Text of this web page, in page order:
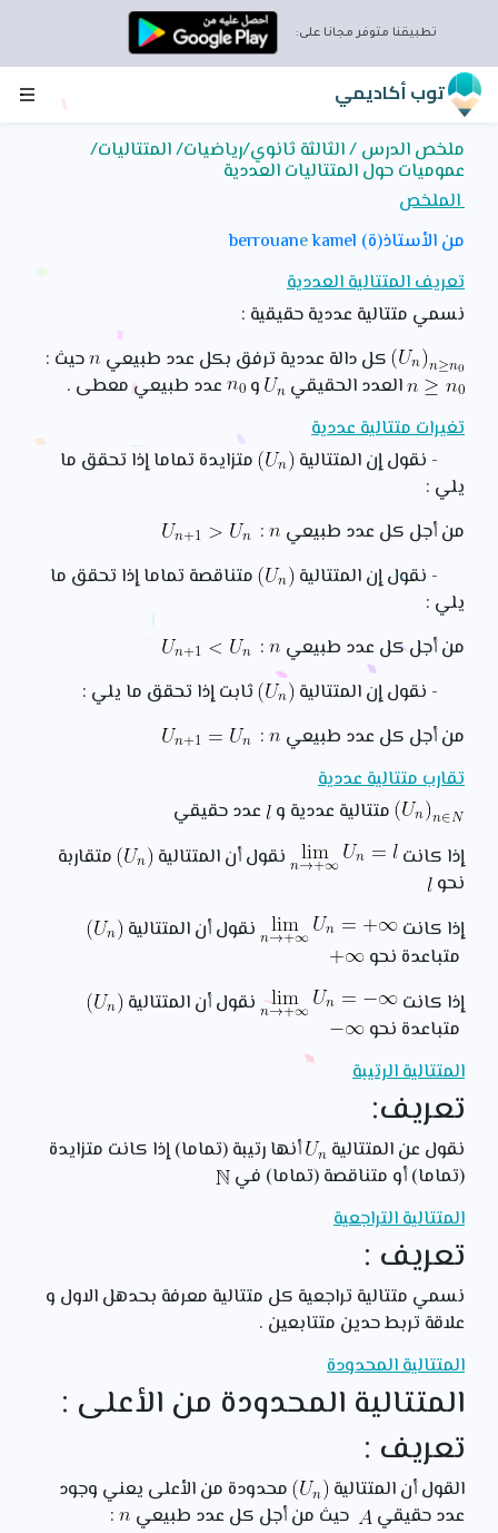
تطبيقنا متوفر مجانا على:
توب أكاديمي
ملخص الدرس / الثالثة ثانوي/رياضيات/ المتتاليات/
عموميات حول المتتاليات العددية
الملخص
من الأستاذ(ة) berrouane kamel
تعريف المتتالية العددية
نسمي متتالية عددية حقيقية :
كل دالة عددية ترفق بكل عدد طبيعي
حيث :
العدد الحقيقي
و
عدد طبيعي معطى .
تغيرات متتالية عددية
- نقول إن المتتالية
متزايدة تماما إذا تحقق ما
يلي :
من أجل كل عدد طبيعي
:
- نقول إن المتتالية
متناقصة تماما إذا تحقق ما
يلي :
من أجل كل عدد طبيعي
:
- نقول إن المتتالية
ثابت إذا تحقق ما يلي :
من أجل كل عدد طبيعي
:
تقارب متتالية عددية
متتالية عددية و عدد حقيقي
إذا كانت
نقول أن المتتالية
متقاربة
نحو
إذا كانت
نقول أن المتتالية
متباعدة نحو
إذا كانت
نقول أن المتتالية
متباعدة نحو
المتتالية الرتيبة
تعريف:
نقول عن المتتالية
أنها رتيبة (تماما) إذا كانت متزايدة
(تماما) أو متناقصة (تماما) في
المتتالية التراجعية
تعريف :
نسمي متتالية تراجعية كل متتالية معرفة بحدهل الاول و
علاقة تربط حدين متتابعين .
المتتالية المحدودة
المتتالية المحدودة من الأعلى :
تعريف :
القول أن المتتالية
محدودة من الأعلى يعني وجود
عدد حقيقي
حيث من أجل كل عدد طبيعي
: